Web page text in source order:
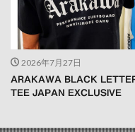
2026年7月27日
ARAKAWA BLACK
TEE JAPAN EXCLUSIVE